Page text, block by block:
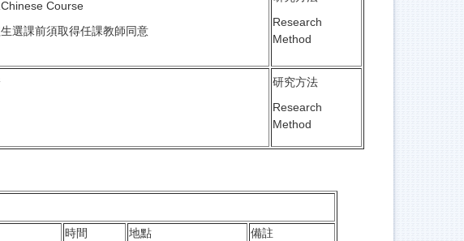
Course
選課前須取得任課教師同意
Research
Method
研究方法
Research
Method
時間
地點
備註